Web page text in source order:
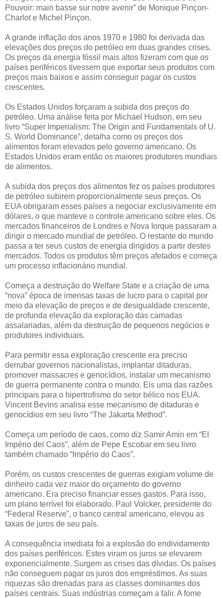
Pouvoir: main basse sur notre avenir” de Monique Pinçon-
Charlot e Michel Pinçon.
A grande inflação dos anos 1970 e 1980 foi derivada das
elevações dos preços do petróleo em duas grandes crises.
Os preços da energia fóssil mais altos fizeram com que os
países periféricos tivessem que exportar seus produtos com
preços mais baixos e assim conseguir pagar os custos
crescentes.
Os Estados Unidos forçaram a subida dos preços do
petróleo. Uma análise feita por Michael Hudson, em seu
livro “Super Imperialism: The Origin and Fundamentals of U.
S. World Dominance”, detalha como os preços dos
alimentos foram elevados pelo governo americano. Os
Estados Unidos eram então os maiores produtores mundiais
de alimentos.
A subida dos preços dos alimentos fez os países produtores
de petróleo subirem proporcionalmente seus preços. Os
EUA obrigaram esses países a negociar exclusivamente em
dólares, o que manteve o controle americano sobre eles. Os
mercados financeiros de Londres e Nova Iorque passaram a
dirigir o mercado mundial de petróleo. O restante do mundo
passa a ter seus custos de energia dirigidos a partir destes
mercados. Todos os produtos têm preços afetados e começa
um processo inflacionário mundial.
Começa a destruição do Welfare State e a criação de uma
“nova” época de imensas taxas de lucro para o capital por
meio da elevação de preços e de desigualdade crescente,
de profunda elevação da exploração das camadas
assalariadas, além da destruição de pequenos negócios e
produtores individuais.
Para permitir essa exploração crescente era preciso
derrubar governos nacionalistas, implantar ditaduras,
promover massacres e genocídios, instalar um mecanismo
de guerra permanente contra o mundo. Eis uma das razões
principais para o hipertrofismo do setor bélico nos EUA.
Vincent Bevins analisa esse mecanismo de ditaduras e
genocídios em seu livro “The Jakarta Method”.
Começa um período de caos, como diz Samir Amin em “El
Império del Caos”, além de Pepe Escobar em seu livro
também chamado “Império do Caos”.
Porém, os custos crescentes de guerras exigiam volume de
dinheiro cada vez maior do orçamento do governo
americano. Era preciso financiar esses gastos. Para isso,
um plano terrível foi elaborado. Paul Volcker, presidente do
“Federal Reserve”, o banco central americano, elevou as
taxas de juros de seu país.
A consequência imediata foi a explosão do endividamento
dos países periféricos. Estes viram os juros se elevarem
exponencialmente. Surgem as crises das dívidas. Os países
não conseguem pagar os juros dos empréstimos. As suas
riquezas são drenadas para as classes dominantes dos
países centrais. Suas indústrias começam a falir. A fome